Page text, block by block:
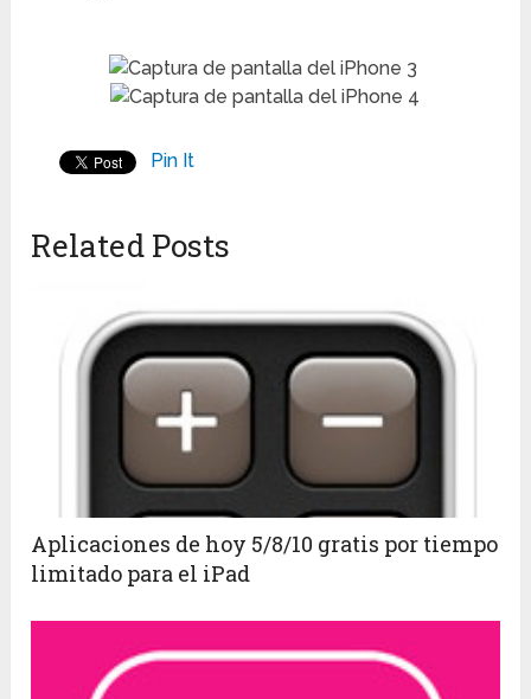
Pin It
Related Posts
Aplicaciones de hoy 5/8/10 gratis por tiempo
limitado para el iPad